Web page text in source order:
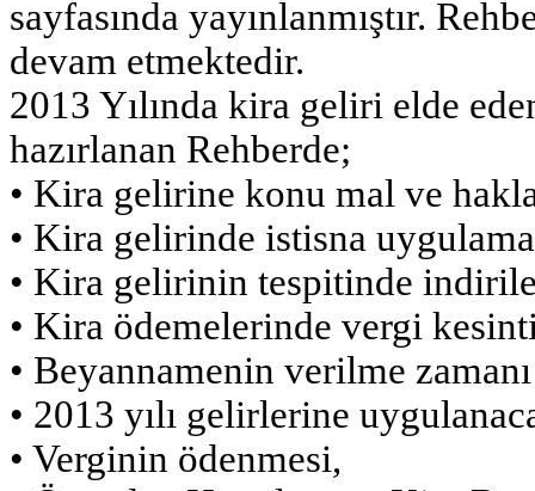
sayfasında yayınlanmıştır.
devam etmektedir.
2013 Yılında kira geliri elde
hazırlanan Rehberde;
• Kira gelirine konu mal ve
• Kira gelirinde istisna
• Kira gelirinin tespitinde
• Kira ödemelerinde vergi
• Beyannamenin verilme
• 2013 yılı gelirlerine
• Verginin ödenmesi,